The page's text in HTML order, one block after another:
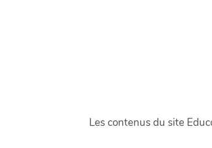
Les contenus du site